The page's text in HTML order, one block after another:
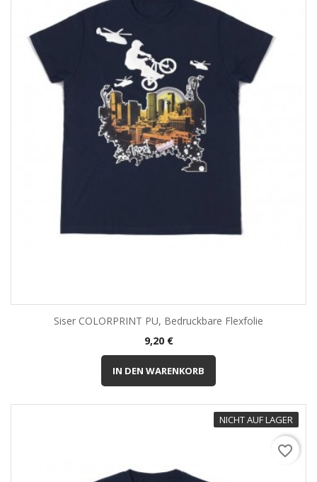
Siser COLORPRINT PU, Bedruckbare Flexfolie
Preis
9,20 €
IN DEN WARENKORB
NICHT AUF LAGER
favorite_border